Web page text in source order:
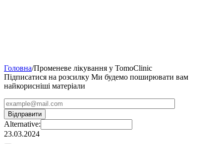
Головна/Променеве лікування у TomoClinic
Підписатися на розсилку Ми будемо поширювати вам
найкорисніші матеріали
Alternative:
23.03.2024